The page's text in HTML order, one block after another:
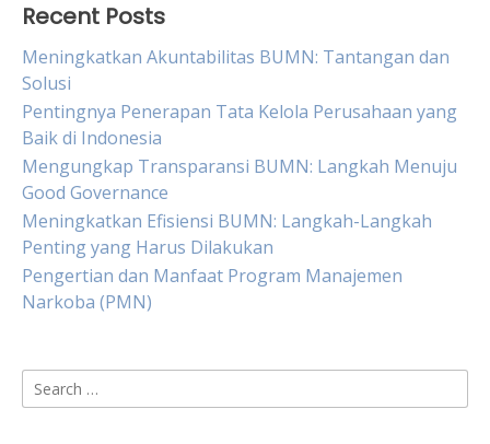
Recent Posts
Meningkatkan Akuntabilitas BUMN: Tantangan dan
Solusi
Pentingnya Penerapan Tata Kelola Perusahaan yang
Baik di Indonesia
Mengungkap Transparansi BUMN: Langkah Menuju
Good Governance
Meningkatkan Efisiensi BUMN: Langkah-Langkah
Penting yang Harus Dilakukan
Pengertian dan Manfaat Program Manajemen
Narkoba (PMN)
Search
for: